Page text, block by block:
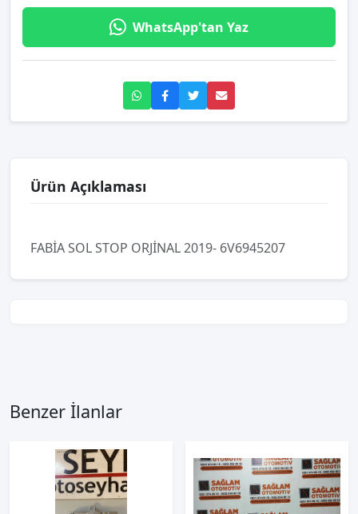
WhatsApp'tan Yaz
Ürün Açıklaması
FABİA SOL STOP ORJİNAL 2019- 6V6945207
Benzer İlanlar